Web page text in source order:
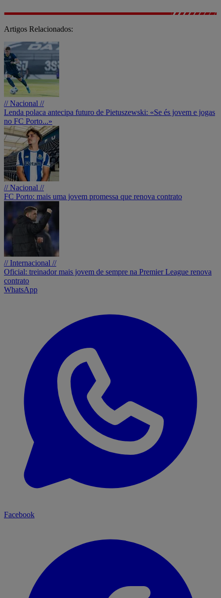
Artigos Relacionados:
// Nacional //
Lenda polaca antecipa futuro de Pietuszewski: «Se és jovem e jogas
no FC Porto...»
// Nacional //
FC Porto: mais uma jovem promessa que renova contrato
// Internacional //
Oficial: treinador mais jovem de sempre na Premier League renova
contrato
WhatsApp
Facebook